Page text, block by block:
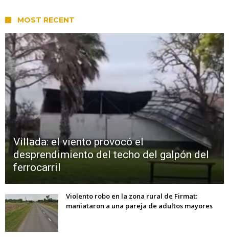
MOST RECENT
Villada: el viento provocó el
desprendimiento del techo del galpón del
ferrocarril
Violento robo en la zona rural de Firmat:
maniataron a una pareja de adultos mayores